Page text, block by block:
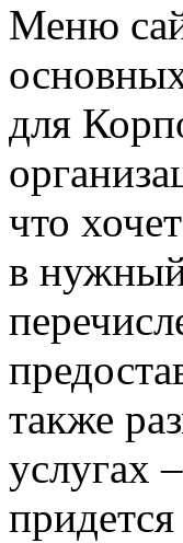
Меню
для
что
в
также
услугах